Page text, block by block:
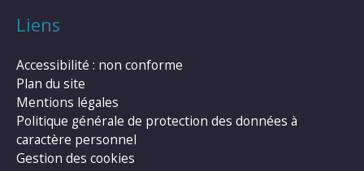
Liens
Accessibilité : non conforme
Plan du site
Mentions légales
Politique générale de protection des données à
caractère personnel
Gestion des cookies